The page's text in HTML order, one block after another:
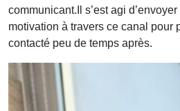
communicant.Il s’est agi
motivation à travers ce canal pour
contacté peu de temps après.